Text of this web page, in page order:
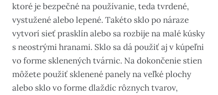
ktoré je bezpečné na používanie, teda tvrdené,
vystužené alebo lepené. Takéto sklo po náraze
vytvorí sieť prasklín alebo sa rozbije na malé kúsky
s neostrými hranami. Sklo sa dá použiť aj v kúpeľni
vo forme sklenených tvárnic. Na dokončenie stien
môžete použiť sklenené panely na veľké plochy
alebo sklo vo forme dlaždíc rôznych tvarov,